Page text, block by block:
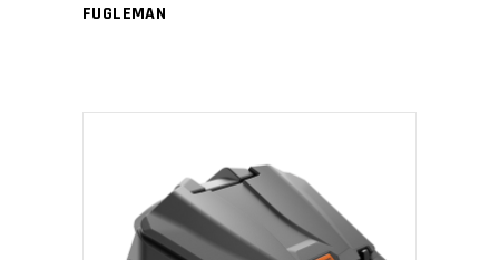
FUGLEMAN